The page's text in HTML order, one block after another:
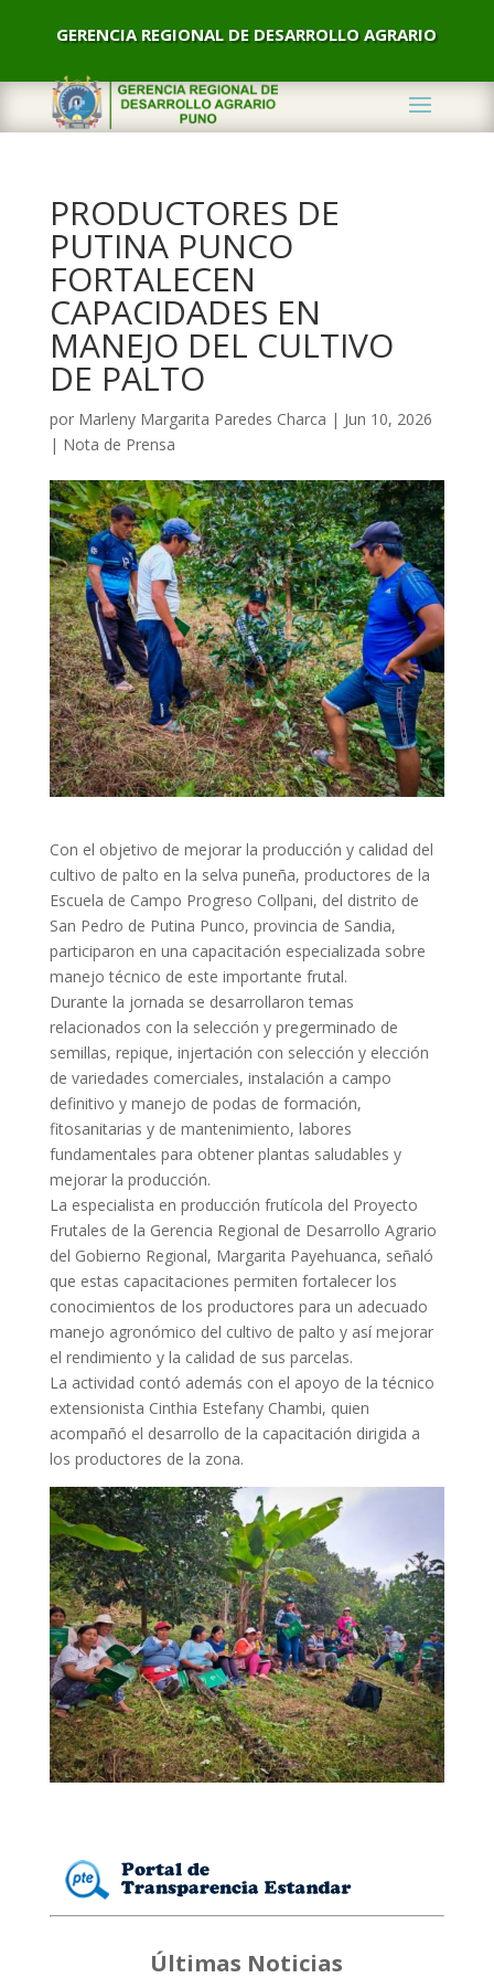
GERENCIA REGIONAL DE DESARROLLO AGRARIO
PRODUCTORES DE
PUTINA PUNCO
FORTALECEN
CAPACIDADES EN
MANEJO DEL CULTIVO
DE PALTO
por Marleny Margarita Paredes Charca | Jun 10, 2026
| Nota de Prensa
Con el objetivo de mejorar la producción y calidad del
cultivo de palto en la selva puneña, productores de la
Escuela de Campo Progreso Collpani, del distrito de
San Pedro de Putina Punco, provincia de Sandia,
participaron en una capacitación especializada sobre
manejo técnico de este importante frutal.
Durante la jornada se desarrollaron temas
relacionados con la selección y pregerminado de
semillas, repique, injertación con selección y elección
de variedades comerciales, instalación a campo
definitivo y manejo de podas de formación,
fitosanitarias y de mantenimiento, labores
fundamentales para obtener plantas saludables y
mejorar la producción.
La especialista en producción frutícola del Proyecto
Frutales de la Gerencia Regional de Desarrollo Agrario
del Gobierno Regional, Margarita Payehuanca, señaló
que estas capacitaciones permiten fortalecer los
conocimientos de los productores para un adecuado
manejo agronómico del cultivo de palto y así mejorar
el rendimiento y la calidad de sus parcelas.
La actividad contó además con el apoyo de la técnico
extensionista Cinthia Estefany Chambi, quien
acompañó el desarrollo de la capacitación dirigida a
los productores de la zona.
Últimas Noticias